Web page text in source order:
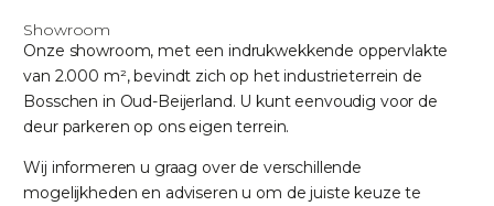
Showroom
Onze showroom, met een indrukwekkende oppervlakte
van 2.000 m², bevindt zich op het industrieterrein de
Bosschen in Oud-Beijerland. U kunt eenvoudig voor de
deur parkeren op ons eigen terrein.
Wij informeren u graag over de verschillende
mogelijkheden en adviseren u om de juiste keuze te